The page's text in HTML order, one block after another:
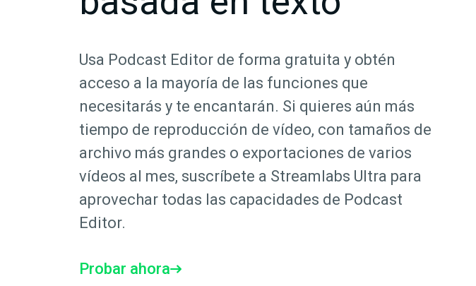
Usa Podcast Editor de forma gratuita y obtén
acceso a la mayoría de las funciones que
necesitarás y te encantarán. Si quieres aún más
tiempo de reproducción de vídeo, con tamaños de
archivo más grandes o exportaciones de varios
vídeos al mes, suscríbete a Streamlabs Ultra para
aprovechar todas las capacidades de Podcast
Editor.
Probar ahora